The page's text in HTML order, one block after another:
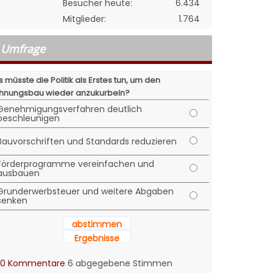
Besucher heute:
6.434
Mitglieder:
1.764
Umfrage
müsste die Politik als Erstes tun, um den
wieder anzukurbeln?
deutlich
und Standards reduzieren
vereinfachen und
und weitere Abgaben
abstimmen
Ergebnisse
0 Kommentare 6 abgegebene Stimmen